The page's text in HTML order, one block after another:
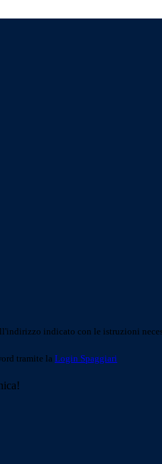
indicato con le istruzioni
tramite la Login Spaggiari